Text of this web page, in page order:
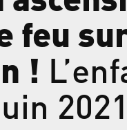
feu
!